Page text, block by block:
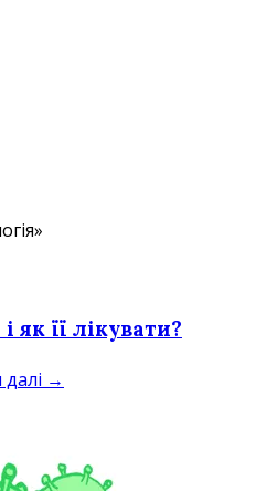
її лікувати?
→